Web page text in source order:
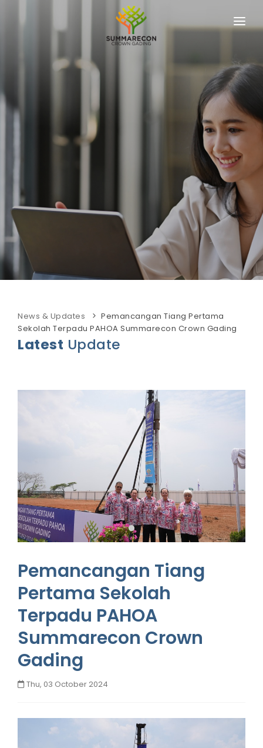
News & Updates
Pemancangan Tiang Pertama
Sekolah Terpadu PAHOA Summarecon Crown Gading
Latest Update
Pemancangan Tiang
Pertama Sekolah
Terpadu PAHOA
Summarecon Crown
Gading
Thu, 03 October 2024